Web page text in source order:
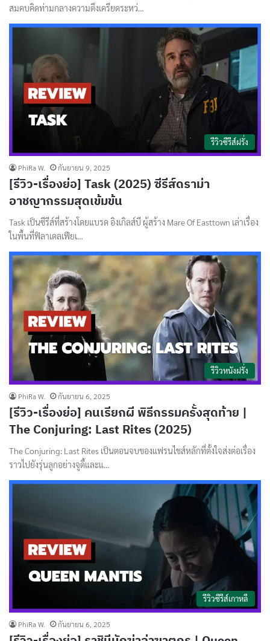
สมคบคิดท่ามกลางความตึงเครียดระหว่…
รีวิวซีรีส์ฝรั่ง
PhiRa W. กันยายน 9, 2025
[รีวิว-เรื่องย่อ] Task (2025) ซีรีส์ดราม่า
อาชญากรรมสุดเข้มข้น
Task เป็นซีรีส์ที่สร้างโดยแบรด อิงเกิลส์บี ผู้สร้าง Mare Of Easttown เล่าเรื่อง
ในพื้นที่ฟิลาเดลเฟียเ…
รีวิวหนังฝรั่ง
PhiRa W. กันยายน 6, 2025
[รีวิว-เรื่องย่อ] คนเรียกผี พิธีกรรมครั้งสุดท้าย |
The Conjuring: Last Rites (2025)
The Conjuring: Last Rites เป็นตอนจบของแฟรนไชส์หลักที่ตั้งใจส่งต่อเรื่อง
ราวไปยังรุ่นลูกอย่างจูดี้และแ…
รีวิวซีรีส์เกาหลี
PhiRa W. กันยายน 6, 2025